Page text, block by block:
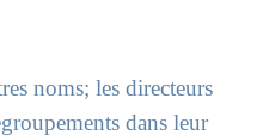
noms; les directeurs
dans leur